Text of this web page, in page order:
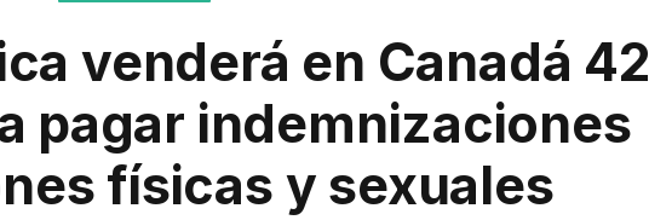
venderá en Canadá 42
pagar indemnizaciones
físicas y sexuales